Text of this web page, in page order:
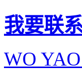
我要联
WO